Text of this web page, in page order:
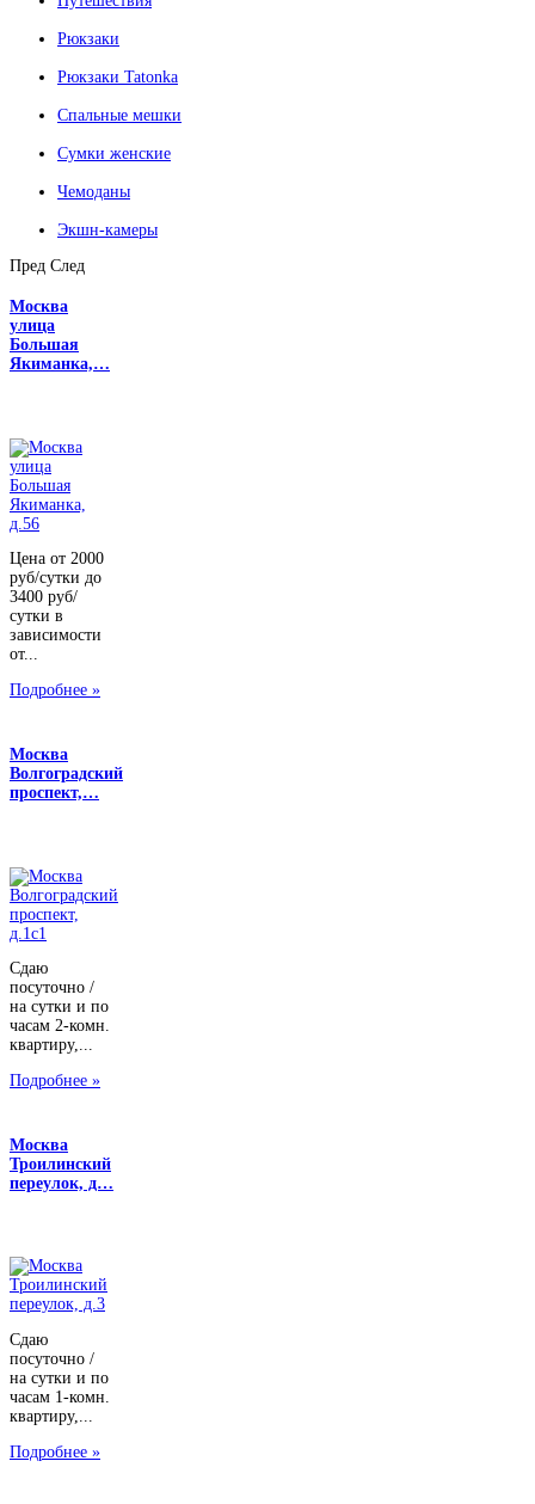
Рюкзаки
Рюкзаки Tatonka
Спальные мешки
Сумки женские
Чемоданы
Экшн-камеры
Пред След
Москва
улица
Большая
Якиманка,…
Цена от 2000
руб/сутки до
3400 руб/
сутки в
зависимости
от...
Подробнее »
Москва
Волгоградский
проспект,…
Сдаю
посуточно /
на сутки и по
часам 2-комн.
квартиру,...
Подробнее »
Москва
Троилинский
переулок, д…
Сдаю
посуточно /
на сутки и по
часам 1-комн.
квартиру,...
Подробнее »